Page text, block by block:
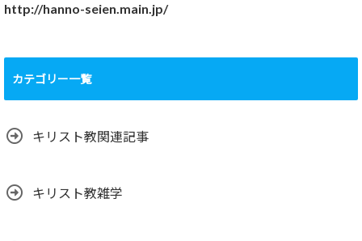
http://hanno-seien.main.jp/
カテゴリー一覧
キリスト教関連記事
キリスト教雑学